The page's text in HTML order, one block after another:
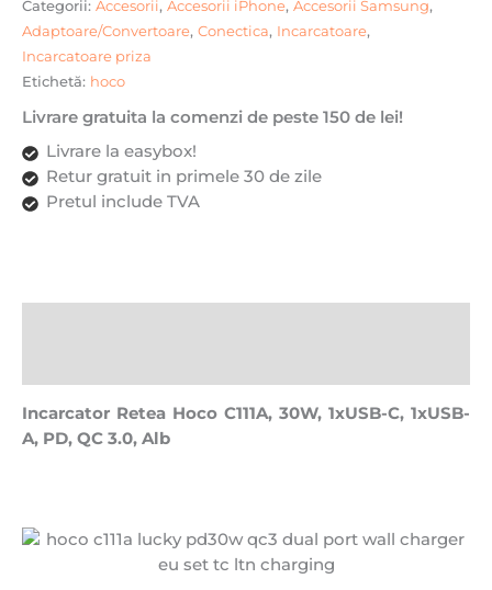
Categorii: Accesorii, Accesorii iPhone, Accesorii Samsung,
Adaptoare/Convertoare, Conectica, Incarcatoare,
Incarcatoare priza
Etichetă: hoco
Livrare gratuita la comenzi de peste 150 de lei!
Livrare la easybox!
Retur gratuit in primele 30 de zile
Pretul include TVA
Incarcator Retea Hoco C111A, 30W, 1xUSB-C, 1xUSB-
A, PD, QC 3.0, Alb